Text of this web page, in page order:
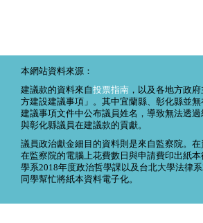
本網站資料來源：
建議款的資料來自投票指南 ，以及各地方政
方建設建議事項」。其中宜蘭縣、彰化縣並
建議事項文件中公布議員姓名，導致無法透
與彰化縣議員在建議款的貢獻。
議員政治獻金細目的資料則是來自監察院。
在監察院的電腦上花費數日與申請費印出紙
學系2018年度政治哲學課以及台北大學法律
同學幫忙將紙本資料電子化。